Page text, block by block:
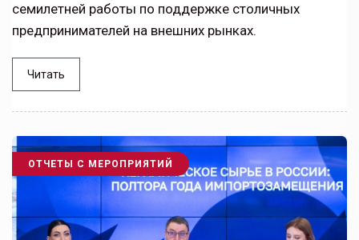
семилетней работы по поддержке столичных
предпринимателей на внешних рынках.
Читать
ОТЧЕТЫ С МЕРОПРИЯТИЙ